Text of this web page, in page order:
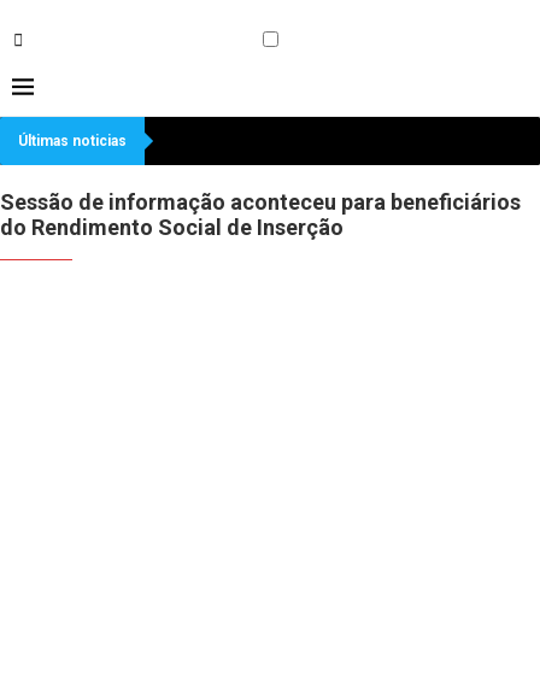
Últimas noticias
Sessão de informação aconteceu para beneficiários
do Rendimento Social de Inserção